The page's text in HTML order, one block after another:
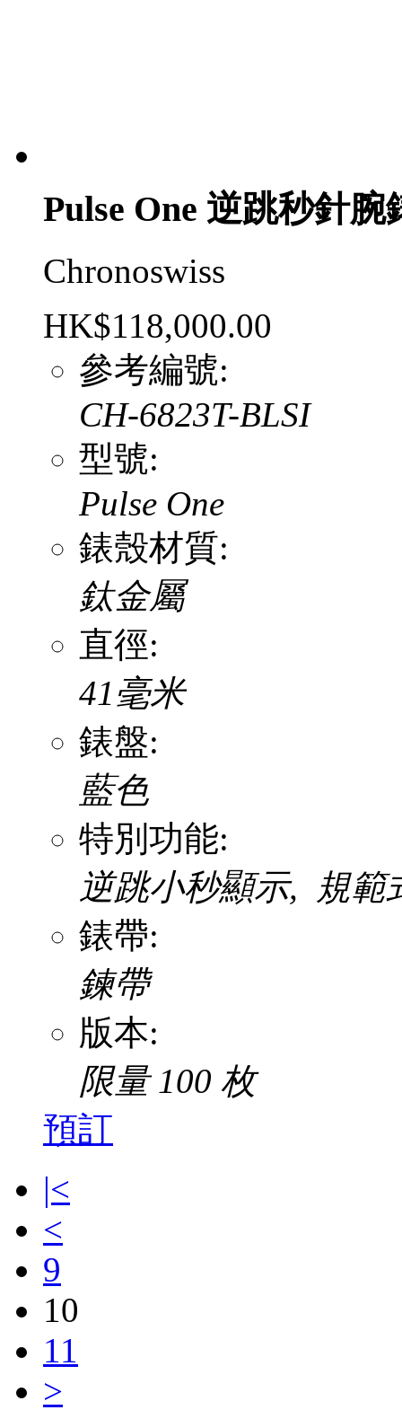
Pulse One 逆跳秒針腕
Chronoswiss
HK$118,000.00
參考編號:
CH-6823T-BLSI
型號:
Pulse One
錶殼材質:
鈦金屬
直徑:
41毫米
錶盤:
藍色
特別功能:
逆跳小秒顯示, 規範
錶帶:
鍊帶
版本:
限量 100 枚
預訂
|<
<
9
10
11
>